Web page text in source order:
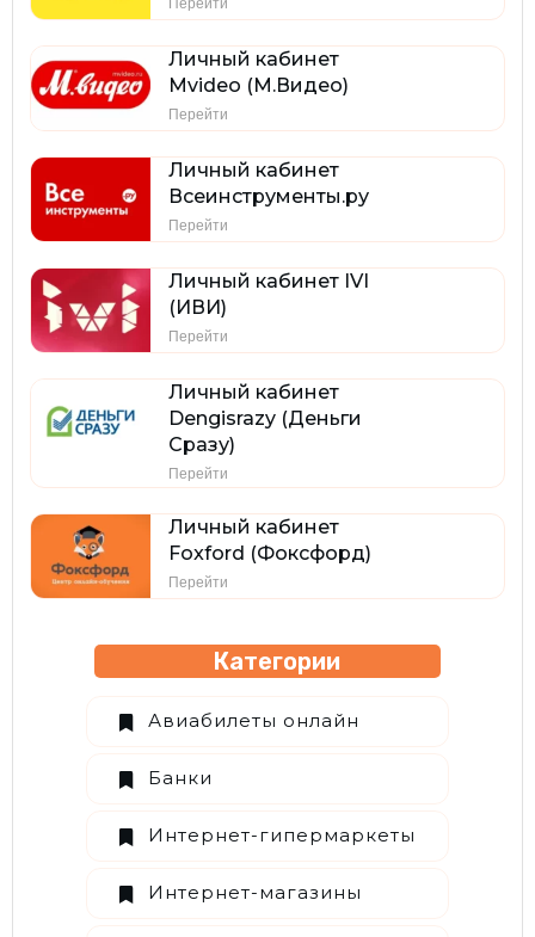
Личный кабинет
Mvideo (М.Видео)
Перейти
Личный кабинет
Всеинструменты.ру
Перейти
Личный кабинет IVI
(ИВИ)
Перейти
Личный кабинет
Dengisrazy (Деньги
Сразу)
Перейти
Личный кабинет
Foxford (Фоксфорд)
Перейти
Категории
Авиабилеты онлайн
Банки
Интернет-гипермаркеты
Интернет-магазины